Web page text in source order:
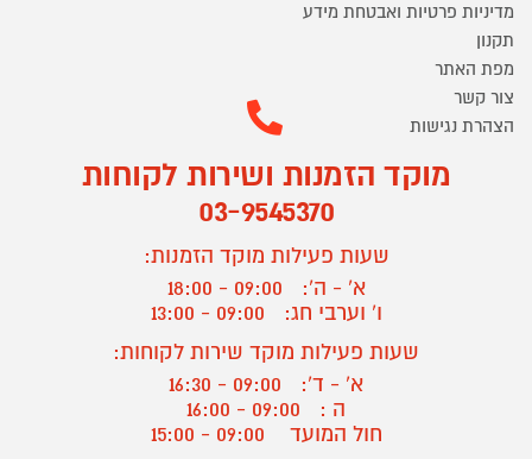
מדיניות פרטיות ואבטחת מידע
תקנון
מפת האתר
צור קשר
הצהרת נגישות
מוקד הזמנות ושירות לקוחות
03-9545370
שעות פעילות מוקד הזמנות:
א' - ה':
09:00 - 18:00
ו' וערבי חג:
09:00 - 13:00
שעות פעילות מוקד שירות לקוחות:
א' - ד':
09:00 - 16:30
ה :
09:00 - 16:00
חול המועד